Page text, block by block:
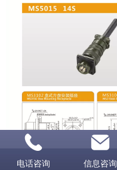
电话咨询 信息咨询